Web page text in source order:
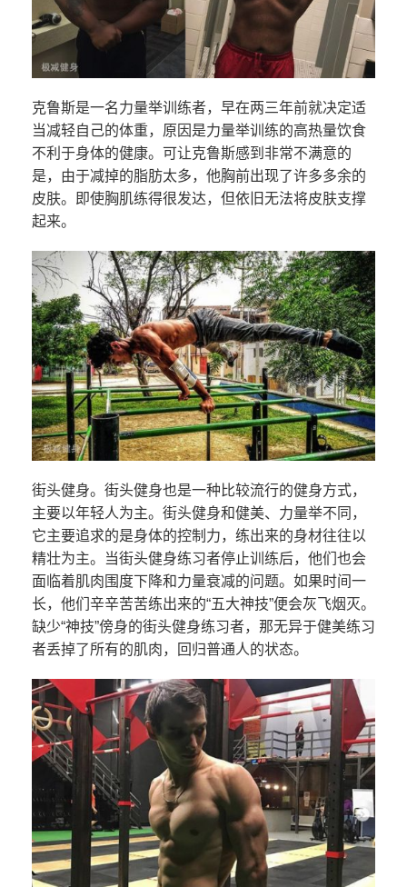
克鲁斯是一名力量举训练者，早在两三年前就决定适
当减轻自己的体重，原因是力量举训练的高热量饮食
不利于身体的健康。可让克鲁斯感到非常不满意的
是，由于减掉的脂肪太多，他胸前出现了许多多余的
皮肤。即使胸肌练得很发达，但依旧无法将皮肤支撑
起来。
街头健身。街头健身也是一种比较流行的健身方式，
主要以年轻人为主。街头健身和健美、力量举不同，
它主要追求的是身体的控制力，练出来的身材往往以
精壮为主。当街头健身练习者停止训练后，他们也会
面临着肌肉围度下降和力量衰减的问题。如果时间一
长，他们辛辛苦苦练出来的“五大神技”便会灰飞烟灭。
缺少“神技”傍身的街头健身练习者，那无异于健美练习
者丢掉了所有的肌肉，回归普通人的状态。